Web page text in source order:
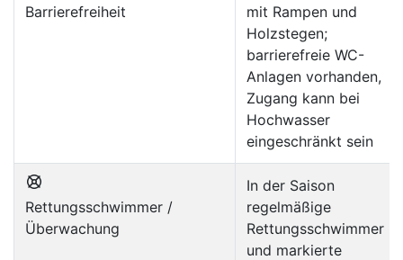
Barrierefreiheit
mit Rampen und
Holzstegen;
barrierefreie WC-
Anlagen vorhanden,
Zugang kann bei
Hochwasser
eingeschränkt sein
Rettungsschwimmer /
Überwachung
In der Saison
regelmäßige
Rettungsschwimmer
und markierte